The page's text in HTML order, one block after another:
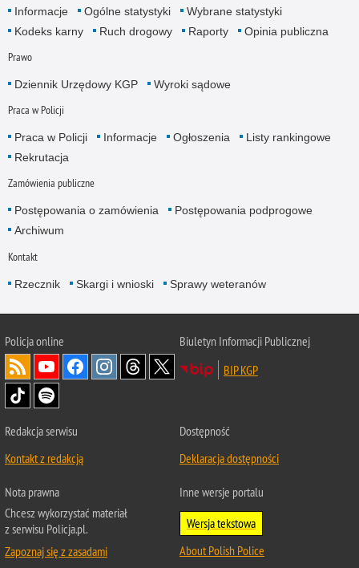
Informacje Ogólne statystyki
Wybrane statystyki
Kodeks karny
Ruch drogowy Raporty Opinia publiczna
Prawo
Dziennik Urzędowy KGP Wyroki sądowe
Praca w Policji
Praca w Policji Informacje Ogłoszenia
Listy rankingowe
Rekrutacja
Zamówienia publiczne
Postępowania o zamówienia
Postępowania podprogowe
Archiwum
Kontakt
Rzecznik Skargi i wnioski Sprawy weteranów
Policjaonline
Biuletyn Informacji Publicznej
BIP KGP
Redakcja serwisu
Kontakt z redakcją
Dostępność
Deklaracja dostępności
Nota prawna
Chcesz wykorzystać materiał
z serwisu Policja.pl.
Zapoznaj się z zasadami
Inne wersje portalu
Wersja tekstowa
About Polish Police